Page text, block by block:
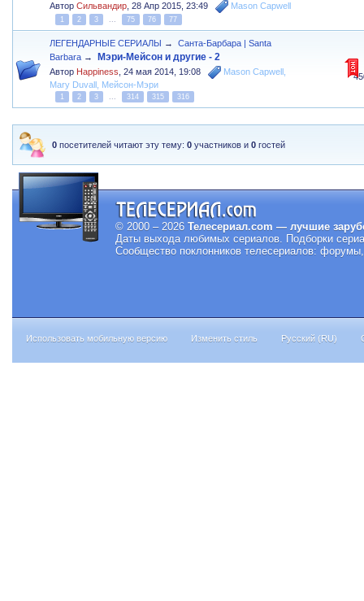
АвторСильвандир ,28 Апр 2015, 23:49 Mason Capwell
1 2 3 ... 75 76 77
ЛЕГЕНДАРНЫЕ СЕРИАЛЫ →
Санта-Барбара | Santa
Barbara → Мэри-Мейсон и другие - 2
Автор Happiness ,24 мая 2014, 19:08 Mason Capwell
Mary Duvall Мейсон-Мэри
1 2 3 ... 314 315 316
0 посетителей читают эту тему:0 участников и0 гостей
© 2000 – 2026 Телесериал.com — лучшие
Даты выхода любимых сериалов. Подборки
Сообщество поклонников телесериалов:
Использовать мобильную версию Изменить стиль Русский (RU)